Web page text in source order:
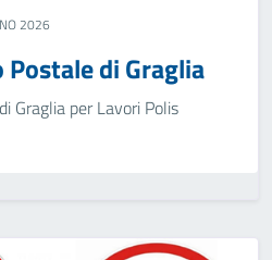
2026
di Graglia
Graglia per Lavori Polis